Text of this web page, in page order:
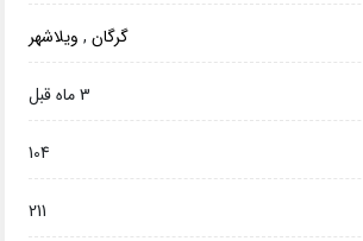
گرگان, ویلاشهر
3 ماه قبل
104
211